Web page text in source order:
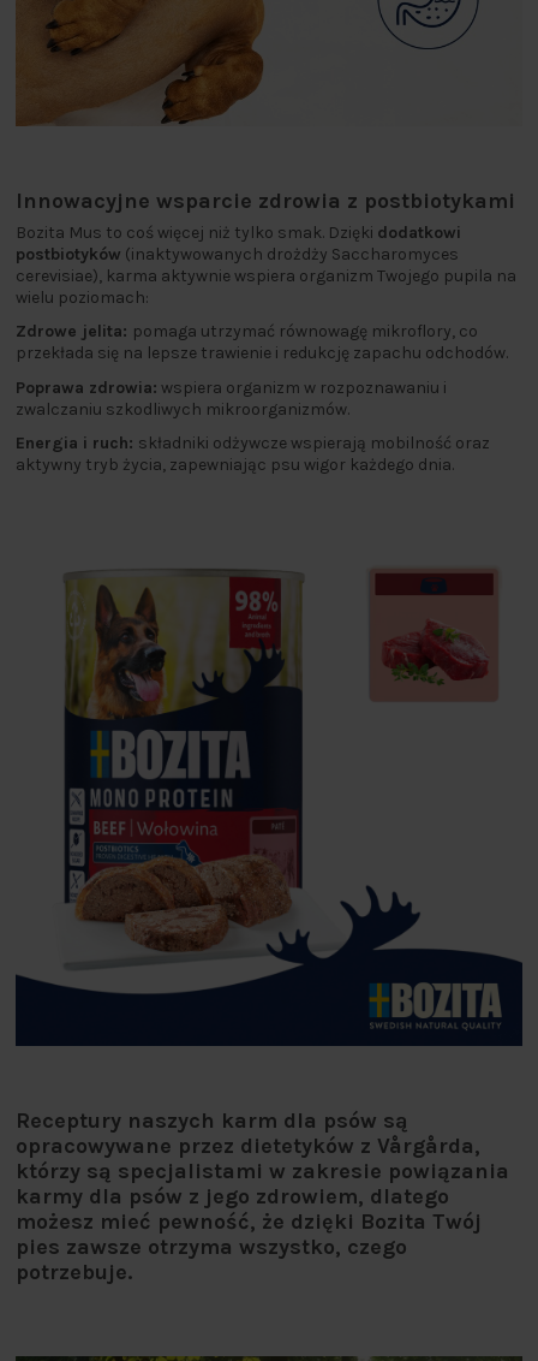
Innowacyjne wsparcie zdrowia z postbiotykami
Bozita Mus to coś więcej niż tylko smak. Dzięki dodatkowi
postbiotyków (inaktywowanych drożdży Saccharomyces
cerevisiae), karma aktywnie wspiera organizm Twojego pupila na
wielu poziomach:
Zdrowe jelita: pomaga utrzymać równowagę mikroflory, co
przekłada się na lepsze trawienie i redukcję zapachu odchodów.
Poprawa zdrowia: wspiera organizm w rozpoznawaniu i
zwalczaniu szkodliwych mikroorganizmów.
Energia i ruch: składniki odżywcze wspierają mobilność oraz
aktywny tryb życia, zapewniając psu wigor każdego dnia.
Receptury naszych karm dla psów są
opracowywane przez dietetyków z Vårgårda,
którzy są specjalistami w zakresie powiązania
karmy dla psów z jego zdrowiem, dlatego
możesz mieć pewność, że dzięki Bozita Twój
pies zawsze otrzyma wszystko, czego
potrzebuje.